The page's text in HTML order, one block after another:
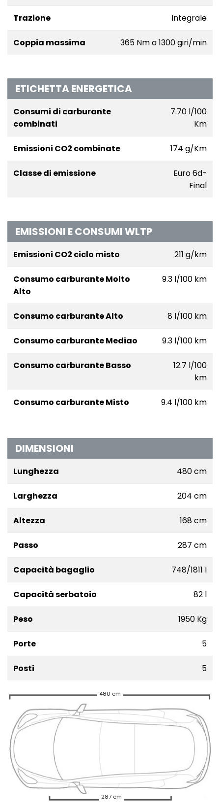
Trazione Integrale
Coppia massima 365 Nm a 1300 giri/min
ETICHETTA ENERGETICA
Consumi di carburante
combinati
7.70 l/100
Km
Emissioni CO2 combinate 174 g/Km
Classe di emissione
Euro 6d-
Final
EMISSIONI E CONSUMI WLTP
Emissioni CO2 ciclo misto 211 g/km
Consumo carburante Molto
Alto
9.3 l/100 km
Consumo carburante Alto 8 l/100 km
Consumo carburante Mediao 9.3 l/100 km
Consumo carburante Basso
12.7 l/100
km
Consumo carburante Misto 9.4 l/100 km
DIMENSIONI
Lunghezza 480 cm
Larghezza 204 cm
Altezza 168 cm
Passo 287 cm
Capacità bagaglio 748/1811 l
Capacità serbatoio 82 l
Peso 1950 Kg
Porte 5
Posti 5
480 cm
287 cm